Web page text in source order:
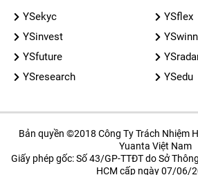
YSekyc
YSflex
YSinvest
YSfuture
YSresearch
YSedu
Bản quyền ©2018 Công Ty Trách Nhiệm
Yuanta Việt Nam
Giấy phép gốc: Số 43/GP-TTĐT do Sở
HCM cấp ngày 07/06/